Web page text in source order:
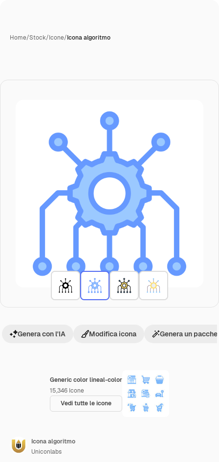
Home/Stock/Icone/Icona algoritmo
Generic color lineal-color
15,346 Icone
Vedi tutte le icone
Genera con l'IA Modifica icona Genera un
Icona algoritmo
Uniconlabs